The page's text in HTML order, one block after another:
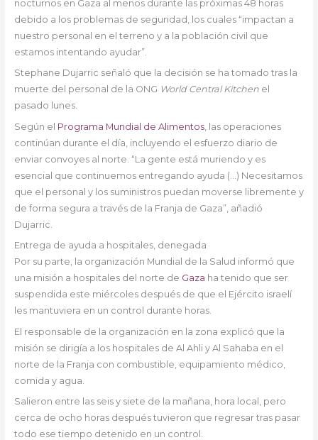
nocturnos en Gaza al menos durante las próximas 48 horas
debido a los problemas de seguridad, los cuales “impactan a
nuestro personal en el terreno y a la población civil que
estamos intentando ayudar”.
Stephane Dujarric señaló que la decisión se ha tomado tras la
muerte del personal de la ONG World Central Kitchenel
pasado lunes.
Según el Programa Mundial de Alimentos, las operaciones
continúan durante el día, incluyendo el esfuerzo diario de
enviar convoyes al norte. “La gente está muriendo y es
esencial que continuemos entregando ayuda (…) Necesitamos
que el personal y los suministros puedan moverse libremente y
de forma segura a través de la Franja de Gaza”, añadió
Dujarric.
Entrega de ayuda a hospitales, denegada
Por su parte, la organización Mundial de la Salud informó que
una misión a hospitales del norte de Gaza ha tenido que ser
suspendida este miércoles después de que el Ejército israelí
les mantuviera en un control durante horas.
El responsable de la organización en la zona explicó que la
misión se dirigía a los hospitales de Al Ahli y Al Sahaba en el
norte de la Franja con combustible, equipamiento médico,
comida y agua.
Salieron entre las seis y siete de la mañana, hora local, pero
cerca de ocho horas después tuvieron que regresar tras pasar
todo ese tiempo detenido en un control.